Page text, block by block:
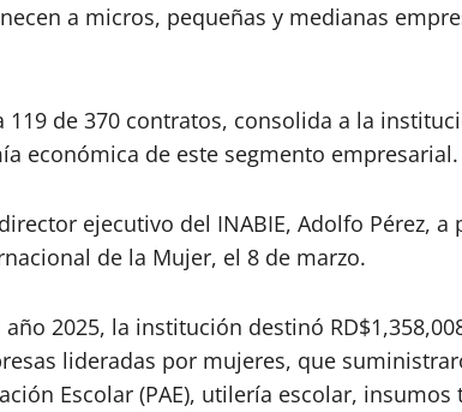
a micros, pequeñas y medianas
119 de 370 contratos, consolida a la
económica de este segmento empresarial.
ejecutivo del INABIE, Adolfo Pérez, a
de la Mujer, el 8 de marzo.
2025, la institución destinó
lideradas por mujeres, que
Escolar (PAE), utilería escolar,